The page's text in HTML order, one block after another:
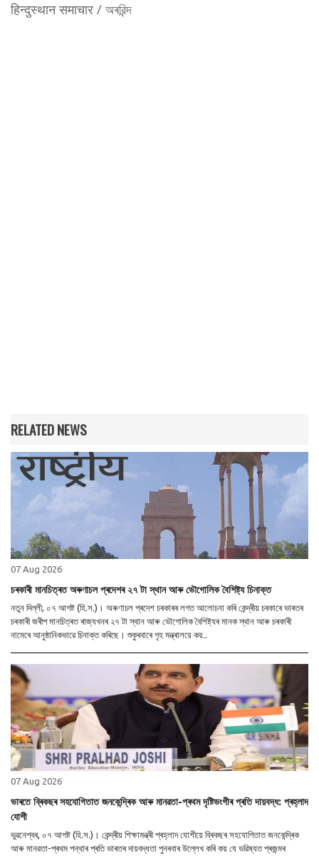
हिन्दुस्थान समाचार / অৰৱিন্দ
RELATED NEWS
07 Aug 2026
চৰকাৰী মানচিত্ৰত অৰুণাচল প্ৰদেশৰ ২৭ টা স্থান আৰু ভৌগোলিক বৈশিষ্ট্য চিনাক্ত
নতুন দিল্লী, ০৭ আগষ্ট (হি.স.)। অৰুণাচল প্ৰদেশ চৰকাৰৰ লগত আলোচনা কৰি কেন্দ্ৰীয় চৰকাৰে ভাৰতৰ
চৰকাৰী জৰীপ মানচিত্ৰত ৰাজ্যখনৰ ২৭ টা স্থান আৰু ভৌগোলিক বৈশিষ্ট্যৰ মানক স্থান আৰু চৰকাৰী
নামেৰে আনুষ্ঠানিকভাৱে চিনাক্ত কৰিছে। শুকুৰবাৰে গৃহ মন্ত্ৰালয়ে কয়..
07 Aug 2026
ভাৰতে ব্ৰিকছৰ সহযোগিতাত জনকেন্দ্ৰিক আৰু মানৱতা-প্ৰথম দৃষ্টিভংগীৰ প্ৰতি দায়বদ্ধ: প্ৰহ্লাদ
যোশী
ভুৱনেশ্বৰ, ০৭ আগষ্ট (হি.স.)। কেন্দ্ৰীয় শিক্ষামন্ত্ৰী প্ৰহ্লাদ যোশীয়ে ব্ৰিকছৰ সহযোগিতাত জনকেন্দ্ৰিক
আৰু মানৱতা-প্ৰথম পন্থাৰ প্ৰতি ভাৰতৰ দায়বদ্ধতা পুনৰবাৰ উল্লেখ কৰি কয় যে ভৱিষ্যত প্ৰজন্মৰ